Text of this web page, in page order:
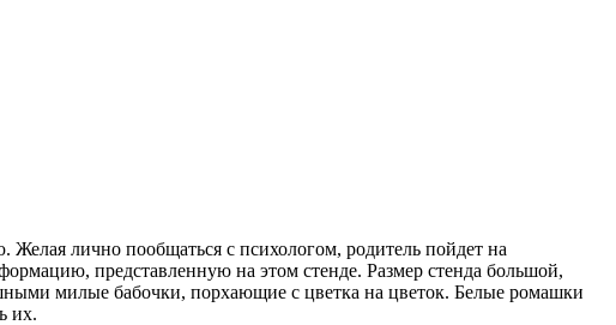
Желая лично пообщаться с психологом, родитель пойдет на
представленную на этом стенде. Размер стенда большой,
милые бабочки, порхающие с цветка на цветок. Белые ромашки
их.